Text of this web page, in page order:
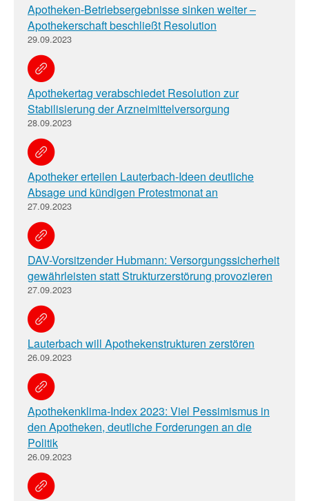
Apotheken-Betriebsergebnisse sinken weiter –
Apothekerschaft beschließt Resolution
29.09.2023
Apothekertag verabschiedet Resolution zur
Stabilisierung der Arzneimittelversorgung
28.09.2023
Apotheker erteilen Lauterbach-Ideen deutliche
Absage und kündigen Protestmonat an
27.09.2023
DAV-Vorsitzender Hubmann: Versorgungssicherheit
gewährleisten statt Strukturzerstörung provozieren
27.09.2023
Lauterbach will Apothekenstrukturen zerstören
26.09.2023
Apothekenklima-Index 2023: Viel Pessimismus in
den Apotheken, deutliche Forderungen an die
Politik
26.09.2023